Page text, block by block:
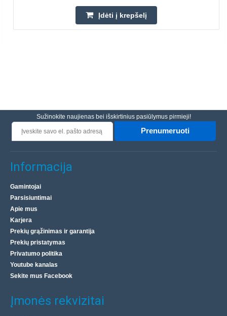
Įdėti į krepšelį
Sužinokite naujienas bei išskirtinius pasiūlymus pirmieji!
Prenumeruoti
Informacija
Gamintojai
Parsisiuntimai
Apie mus
Karjera
Prekių grąžinimas ir garantija
Prekių pristatymas
Privatumo politika
Youtube kanalas
Sekite mus Facebook
Įmonės rekvizitai